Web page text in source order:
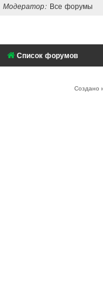
Модератор Все форумы
Список форумов
Создано